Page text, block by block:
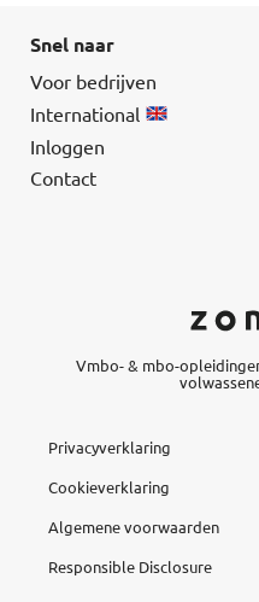
Snel naar
Voor bedrijven
International
Inloggen
Contact
Vmbo- & mbo-
Privacyverklaring
Cookieverklaring
Algemene voorwaarden
Responsible Disclosure